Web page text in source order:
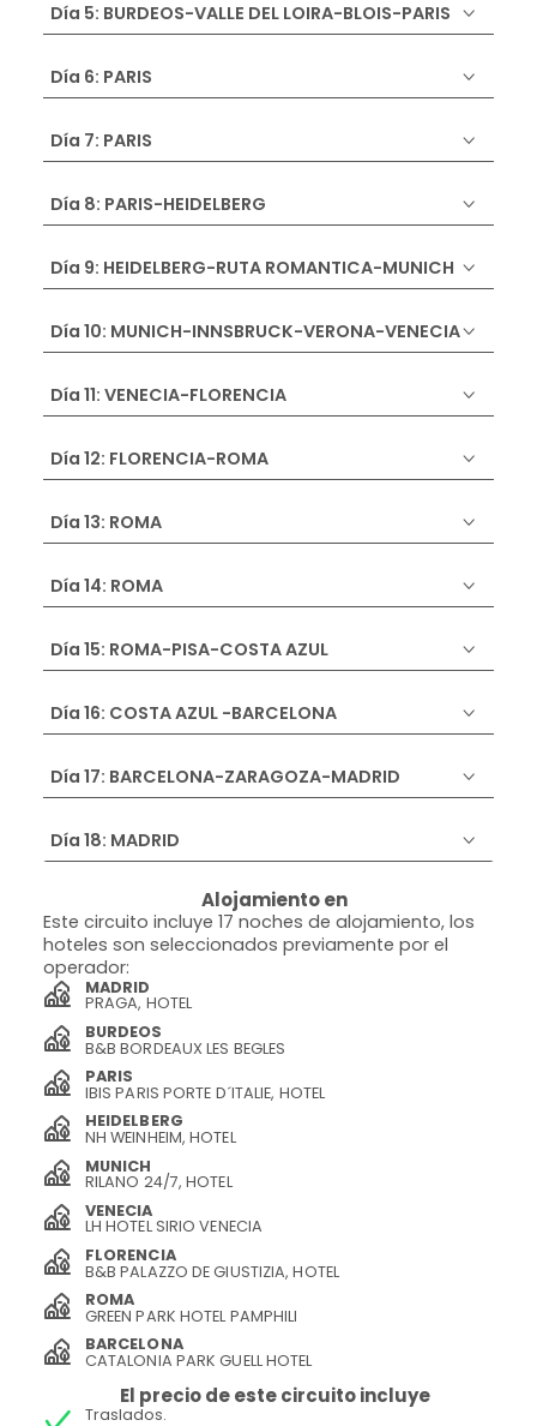
Día 5: BURDEOS-VALLE DEL LOIRA-BLOIS-PARIS
Día 6: PARIS
Día 7: PARIS
Día 8: PARIS-HEIDELBERG
Día 9: HEIDELBERG-RUTA ROMANTICA-MUNICH
Día 10: MUNICH-INNSBRUCK-VERONA-VENECIA
Día 11: VENECIA-FLORENCIA
Día 12: FLORENCIA-ROMA
Día 13: ROMA
Día 14: ROMA
Día 15: ROMA-PISA-COSTA AZUL
Día 16: COSTA AZUL -BARCELONA
Día 17: BARCELONA-ZARAGOZA-MADRID
Día 18: MADRID
Alojamiento en
Este circuito incluye 17 noches de alojamiento, los
hoteles son seleccionados previamente por el
operador:
MADRID
PRAGA, HOTEL
BURDEOS
B&B BORDEAUX LES BEGLES
PARIS
IBIS PARIS PORTE D´ITALIE, HOTEL
HEIDELBERG
NH WEINHEIM, HOTEL
MUNICH
RILANO 24/7, HOTEL
VENECIA
LH HOTEL SIRIO VENECIA
FLORENCIA
B&B PALAZZO DE GIUSTIZIA, HOTEL
ROMA
GREEN PARK HOTEL PAMPHILI
BARCELONA
CATALONIA PARK GUELL HOTEL
El precio de este circuito incluye
Traslados.